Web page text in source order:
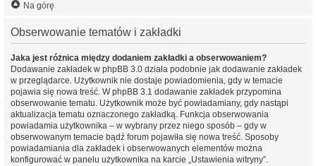
Na górę
Obserwowanie tematów i zakładki
Jaka jest różnica między dodaniem zakładki a obserwowaniem?
Dodawanie zakładek w phpBB 3.0 działa podobnie jak dodawanie zakładek
w przeglądarce. Użytkownik nie dostaje powiadomienia, gdy w temacie
pojawia się nowa treść. W phpBB 3.1 dodawanie zakładek przypomina
obserwowanie tematu. Użytkownik może być powiadamiany, gdy nastąpi
aktualizacja tematu oznaczonego zakładką. Funkcja obserwowania
powiadamia użytkownika – w wybrany przez niego sposób – gdy w
obserwowanym temacie bądź forum pojawiła się nowa treść. Sposoby
powiadamiania dla zakładek i obserwowanych elementów można
konfigurować w panelu użytkownika na karcie „Ustawienia witryny”.